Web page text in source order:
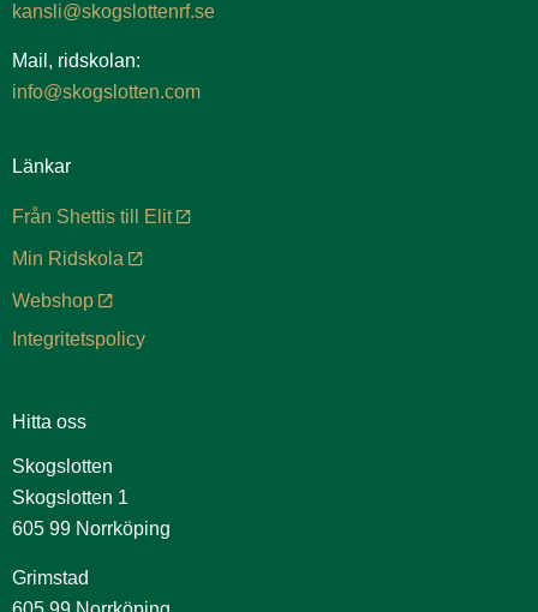
kansli@skogslottenrf.se
Mail, ridskolan:
info@skogslotten.com
Länkar
Från Shettis till Elit
Min Ridskola
Webshop
Integritetspolicy
Hitta oss
Skogslotten
Skogslotten 1
605 99 Norrköping
Grimstad